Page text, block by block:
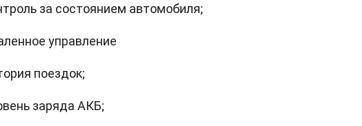
за состоянием автомобиля;
управление
поездок;
заряда АКБ;